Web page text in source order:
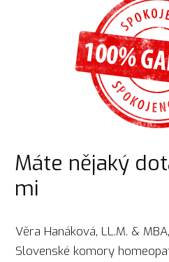
Máte nějaký
mi
Věra Hanáková, LL.M. &
Slovenské komory